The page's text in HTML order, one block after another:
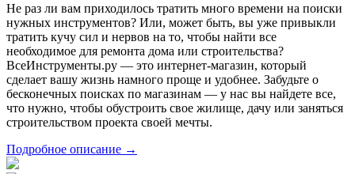
Не раз ли вам приходилось тратить много времени на поиски
нужных инструментов? Или, может быть, вы уже привыкли
тратить кучу сил и нервов на то, чтобы найти все
необходимое для ремонта дома или строительства?
ВсеИнструменты.ру — это интернет-магазин, который
сделает вашу жизнь намного проще и удобнее. Забудьте о
бесконечных поисках по магазинам — у нас вы найдете все,
что нужно, чтобы обустроить свое жилище, дачу или заняться
строительством проекта своей мечты.
Подробное описание →